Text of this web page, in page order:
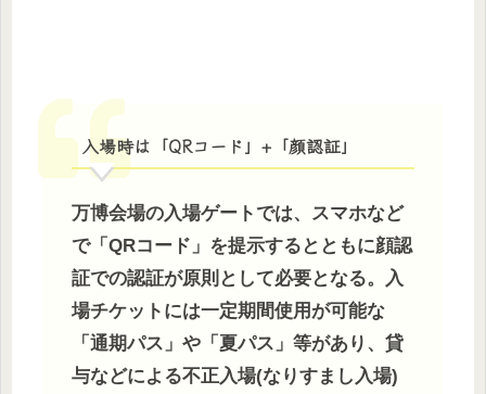
入場時は「QRコード」+「顔認証」
万博会場の入場ゲートでは、スマホなど
で「QRコード」を提示するとともに顔認
証での認証が原則として必要となる。入
場チケットには一定期間使用が可能な
「通期パス」や「夏パス」等があり、貸
与などによる不正入場(なりすまし入場)